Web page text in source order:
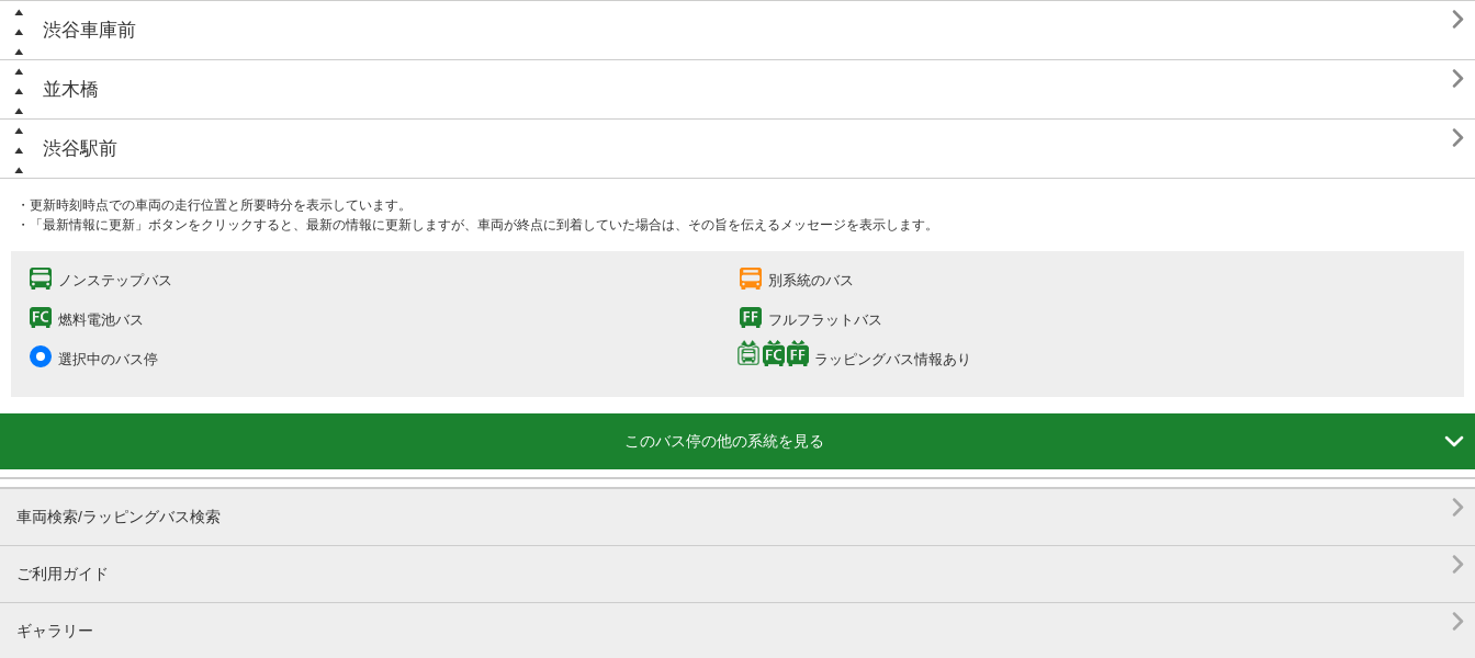
渋谷車庫前 
並木橋 
渋谷駅前 
・更新時刻時点での車両の走行位置と所要時分を表示しています。
・「最新情報に更新」ボタンをクリックすると、最新の情報に更新しますが、車両が終点に到着していた場合は、その旨を伝えるメッセージを表示します。
ノンステップバス 別系統のバス
燃料電池バス フルフラットバス
選択中のバス停 ラッピングバス情報あり
このバス停の他の系統を見る 
車両検索/ラッピングバス検索 
ご利用ガイド 
ギャラリー 